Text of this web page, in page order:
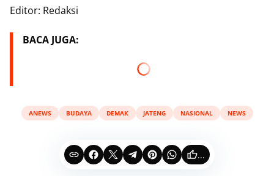
Editor: Redaksi
BACA JUGA:
ANEWS BUDAYA DEMAK JATENG NASIONAL NEWS
...